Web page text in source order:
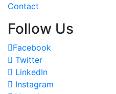
Contact
Follow Us
Facebook
Twitter
LinkedIn
Instagram